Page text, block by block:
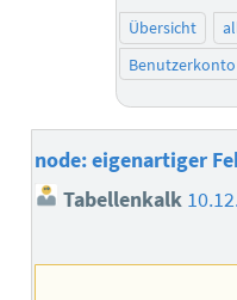
Übersicht
node: eigenartiger
Tabellenkalk